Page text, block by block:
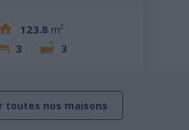
123.8 m²
3
3
toutes nos maisons